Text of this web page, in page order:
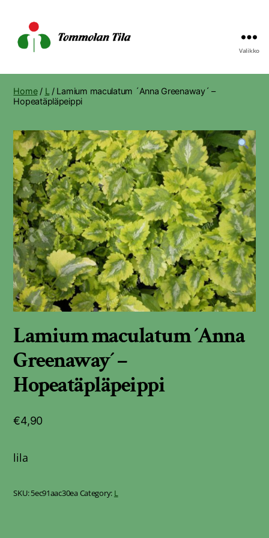
Tila
Valikko
Home/ L / Lamium maculatum ´Anna Greenaway´ –
Hopeatäpläpeippi
Lamium maculatum ´Anna
Greenaway´ –
Hopeatäpläpeippi
€4,90
lila
SKU:5ec91aac30eaCategory: L